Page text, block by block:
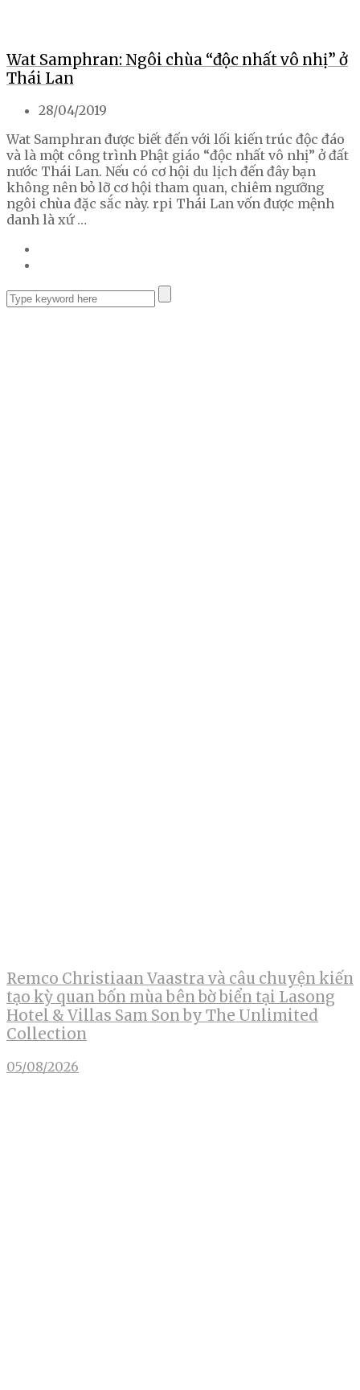
Wat Samphran: Ngôi chùa “độc nhất vô nhị” ở
Thái Lan
28/04/2019
Wat Samphran được biết đến với lối kiến trúc độc đáo
và là một công trình Phật giáo “độc nhất vô nhị” ở đất
nước Thái Lan. Nếu có cơ hội du lịch đến đây bạn
không nên bỏ lỡ cơ hội tham quan, chiêm ngưỡng
ngôi chùa đặc sắc này. rpi Thái Lan vốn được mệnh
danh là xứ …
Remco Christiaan Vaastra và câu chuyện kiến
tạo kỳ quan bốn mùa bên bờ biển tại Lasong
Hotel & Villas Sam Son by The Unlimited
Collection
05/08/2026